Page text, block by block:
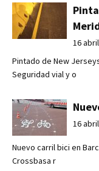
16
Pintado de New
Seguridad vial y o
16
Nuevo carril bici en
Crossbasa r